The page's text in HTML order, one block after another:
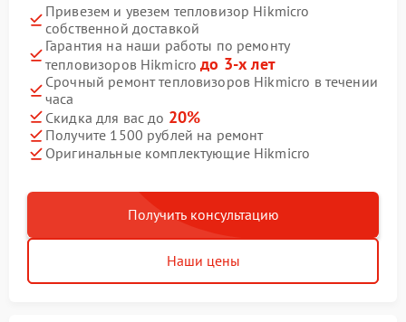
Привезем и увезем тепловизор Hikmicro
собственной доставкой
Гарантия на наши работы по ремонту
тепловизоров Hikmicroдо 3-х лет
Срочный ремонт тепловизоров Hikmicro в течении
часа
Скидка для вас до 20%
Получите 1500 рублей на ремонт
Оригинальные комплектующие Hikmicro
Получить консультацию
Наши цены